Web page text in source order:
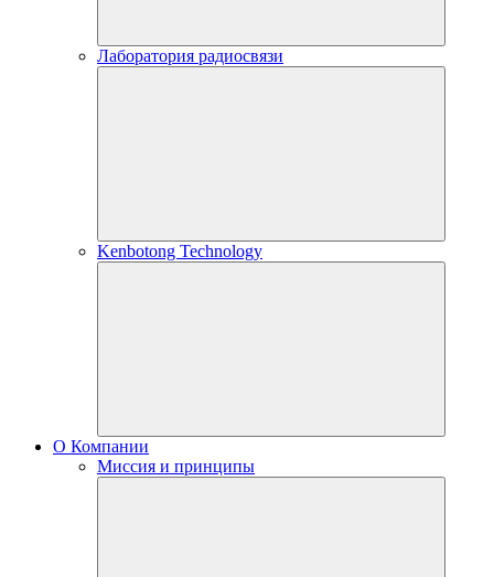
Лаборатория радиосвязи
Kenbotong Technology
О Компании
Миссия и принципы